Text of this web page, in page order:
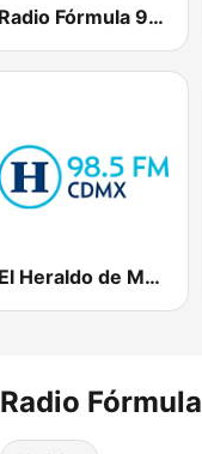
Radio Fórmula 950 AM
El Heraldo de México
Radio